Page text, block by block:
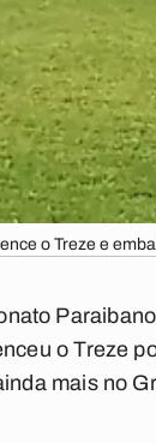
o Treze e
o Treze
mais no